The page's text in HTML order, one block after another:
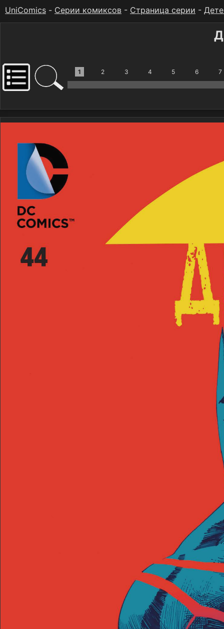
UniComics - Серии комиксов - Страница серии -
1 2 3 4 5 6 7